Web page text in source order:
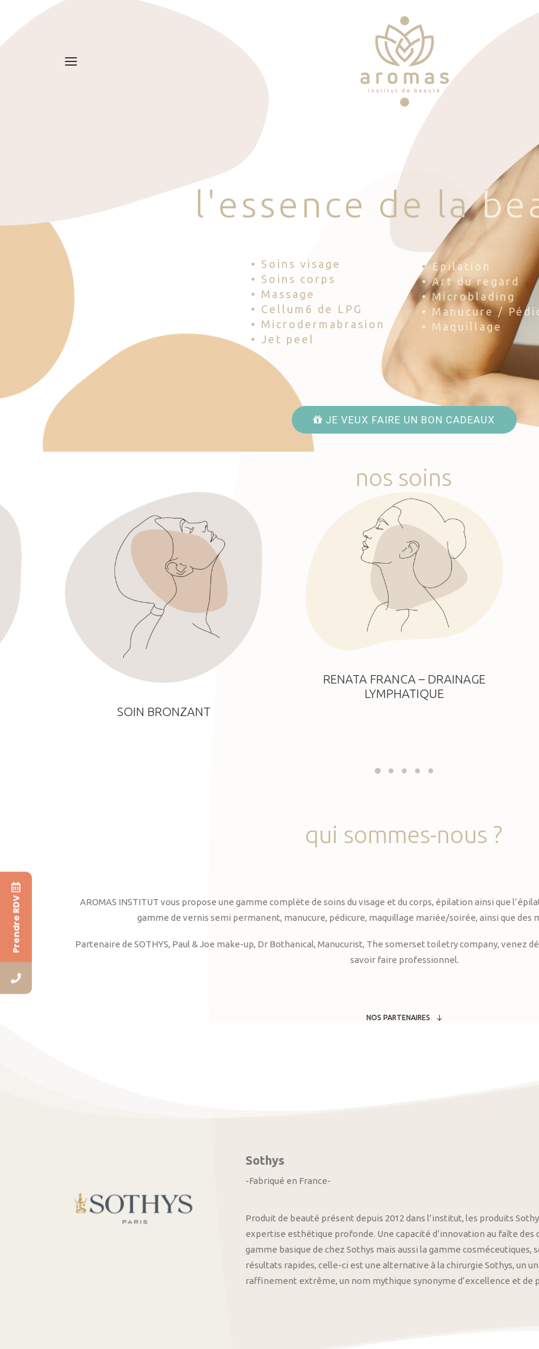
l 'esse nce d e la be
• Soins visage
• Soins corps
• Massage
• Cellum6 de LPG
• Microdermabrasion
• Jet peel
• Épilation
• Art du regard
• Microblading
• Manucure /
• Maquillage
JE VEUX FAIRE UN BON CADEAUX
nos soins
SOIN BRONZANT
RENATA FRANCA – DRAINAGE
LYMPHATIQUE
qui sommes-nous ?
AROMAS INSTITUT vous propose une gamme complète de soins du visage et du corps, épilation ainsi que
gamme de vernis semi permanent, manucure, pédicure, maquillage mariée/soirée, ainsi que des
Partenaire de SOTHYS, Paul & Joe make-up, Dr Bothanical, Manucurist, The somerset toiletry company, venez
savoir faire professionnel.
NOS PARTENAIRES
Sothys
-Fabriqué en France-
Produit de beauté présent depuis 2012 dans l’institut, les produits
expertise esthétique profonde. Une capacité d’innovation au faîte
gamme basique de chez Sothys mais aussi la gamme
résultats rapides, celle-ci est une alternative à la chirurgie Sothys, un
raffinement extrême, un nom mythique synonyme d’excellence et de
Prendre RDV